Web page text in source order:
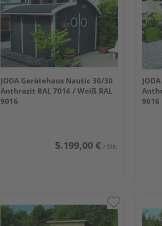
JODA Gerätehaus Nautic 30/30
Anthrazit RAL 7016 / Weiß RAL
9016
5.199,00 € / Stk.
9016